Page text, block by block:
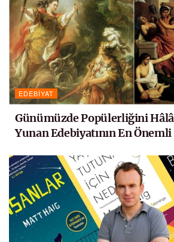
EDEBIYAT
Günümüzde Popülerliğini
Yunan Edebiyatının En